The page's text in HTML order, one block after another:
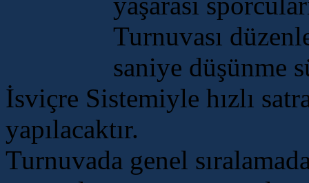
Turnuvası
saniye düşünme
İsviçre Sistemiyle hızlı
yapılacaktır.
Turnuvada genel